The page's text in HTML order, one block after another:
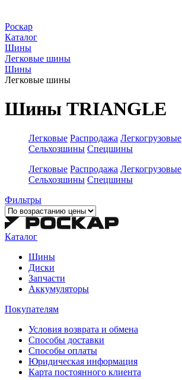
Роскар
Каталог
Шины
Легковые шины
Шины
Легковые шины
Шины TRIANGLE
Легковые Распродажа Легкогрузовые
Сельхозшины Спецшины
Легковые Распродажа Легкогрузовые
Сельхозшины Спецшины
Фильтры
Каталог
Шины
Диски
Запчасти
Аккумуляторы
Покупателям
Условия возврата и обмена
Способы доставки
Способы оплаты
Юридическая информация
Карта постоянного клиента